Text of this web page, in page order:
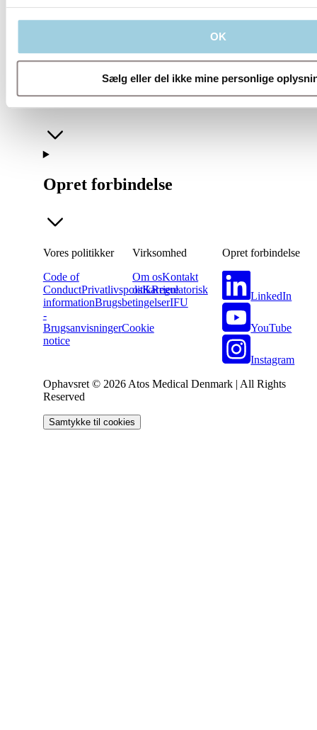
OK
Sælg eller del ikke mine personlige
Vores politikker
Virksomhed
Opret forbindelse
Vores politikker
Code of
ConductPrivatlivspolitikRegulatorisk
informationBrugsbetingelserIFU
-
BrugsanvisningerCookie
notice
Virksomhed
Om osKontakt
osKarriere
Opret forbindelse
LinkedIn
YouTube
Instagram
Ophavsret © 2026 Atos Medical Denmark | All Rights
Reserved
Samtykke til cookies